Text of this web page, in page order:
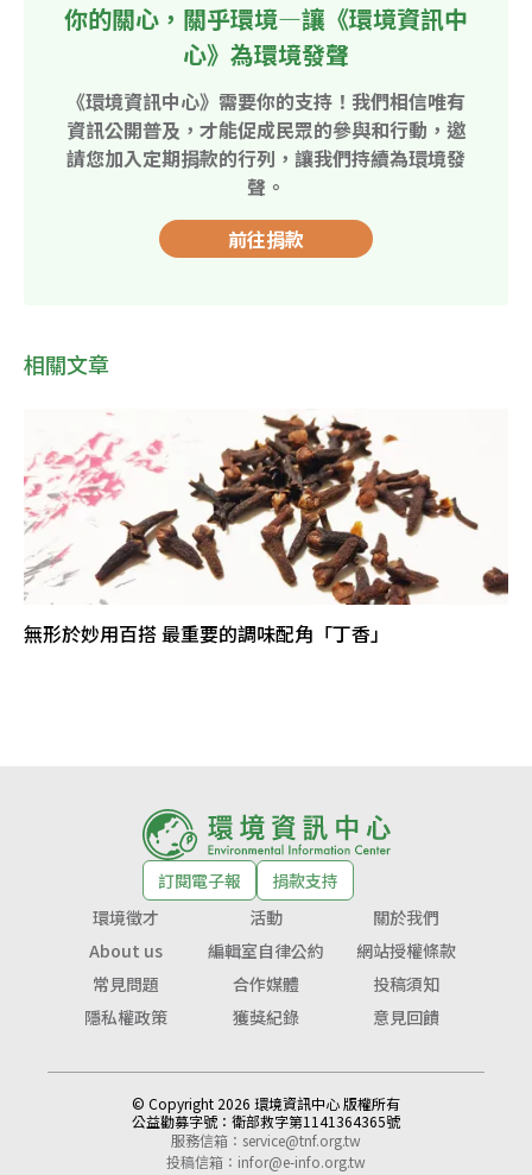
你的關心，關乎環境—讓《環境資訊中
心》為環境發聲
《環境資訊中心》需要你的支持！我們相信唯有
資訊公開普及，才能促成民眾的參與和行動，邀
請您加入定期捐款的行列，讓我們持續為環境發
聲。
前往捐款
相關文章
無形於妙用百搭 最重要的調味配角「丁香」
訂閱電子報
捐款支持
環境徵才
活動
關於我們
About us
編輯室自律公約
網站授權條款
常見問題
合作媒體
投稿須知
隱私權政策
獲獎紀錄 意見回饋
© Copyright 2026 環境資訊中心 版權所有
公益勸募字號： 衛部救字第1141364365號
服務信箱： service@tnf.org.tw
投稿信箱： infor@e-info.org.tw